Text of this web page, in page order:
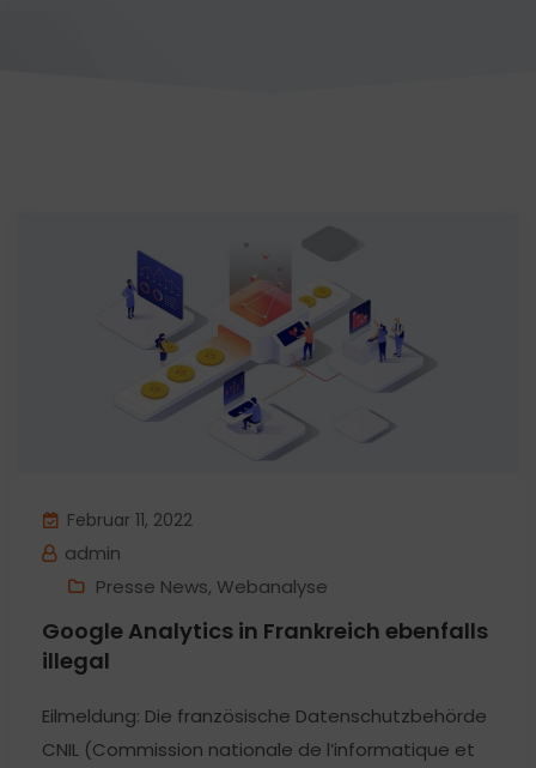
Februar 11, 2022
admin
Presse News, Webanalyse
Google Analytics in Frankreich ebenfalls
illegal
Eilmeldung: Die französische Datenschutzbehörde
CNIL (Commission nationale de l’informatique et